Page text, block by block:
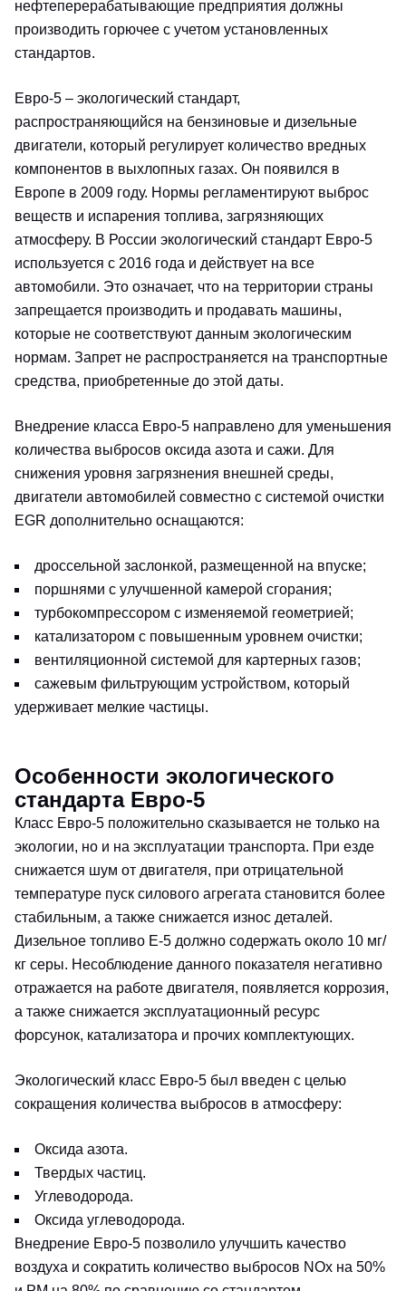
нефтеперерабатывающие предприятия должны
производить горючее с учетом установленных
стандартов.
Евро-5 – экологический стандарт,
распространяющийся на бензиновые и дизельные
двигатели, который регулирует количество вредных
компонентов в выхлопных газах. Он появился в
Европе в 2009 году. Нормы регламентируют выброс
веществ и испарения топлива, загрязняющих
атмосферу. В России экологический стандарт Евро-5
используется с 2016 года и действует на все
автомобили. Это означает, что на территории страны
запрещается производить и продавать машины,
которые не соответствуют данным экологическим
нормам. Запрет не распространяется на транспортные
средства, приобретенные до этой даты.
Внедрение класса Евро-5 направлено для уменьшения
количества выбросов оксида азота и сажи. Для
снижения уровня загрязнения внешней среды,
двигатели автомобилей совместно с системой очистки
EGR дополнительно оснащаются:
дроссельной заслонкой, размещенной на впуске;
поршнями с улучшенной камерой сгорания;
турбокомпрессором с изменяемой геометрией;
катализатором с повышенным уровнем очистки;
вентиляционной системой для картерных газов;
сажевым фильтрующим устройством, который
удерживает мелкие частицы.
Особенности экологического
стандарта Евро-5
Класс Евро-5 положительно сказывается не только на
экологии, но и на эксплуатации транспорта. При езде
снижается шум от двигателя, при отрицательной
температуре пуск силового агрегата становится более
стабильным, а также снижается износ деталей.
Дизельное топливо Е-5 должно содержать около 10 мг/
кг серы. Несоблюдение данного показателя негативно
отражается на работе двигателя, появляется коррозия,
а также снижается эксплуатационный ресурс
форсунок, катализатора и прочих комплектующих.
Экологический класс Евро-5 был введен с целью
сокращения количества выбросов в атмосферу:
Оксида азота.
Твердых частиц.
Углеводорода.
Оксида углеводорода.
Внедрение Евро-5 позволило улучшить качество
воздуха и сократить количество выбросов NOx на 50%